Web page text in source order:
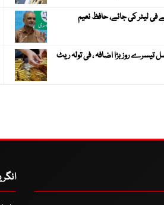
کی قیمت 228 روپے فی لیٹر کی جائے، حافظ نعیم
روز بڑا اضافہ ، فی تولہ ریٹ